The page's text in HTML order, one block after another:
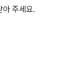
주세요.